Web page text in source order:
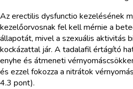
Az erectilis dysfunctio kezelésének
kezelőorvosnak fel kell mérnie a
állapotát, mivel a szexuális aktivitás
kockázattal jár. A tadalafil értágító
enyhe és átmeneti
és ezzel fokozza a nitrátok
4.3 pont).